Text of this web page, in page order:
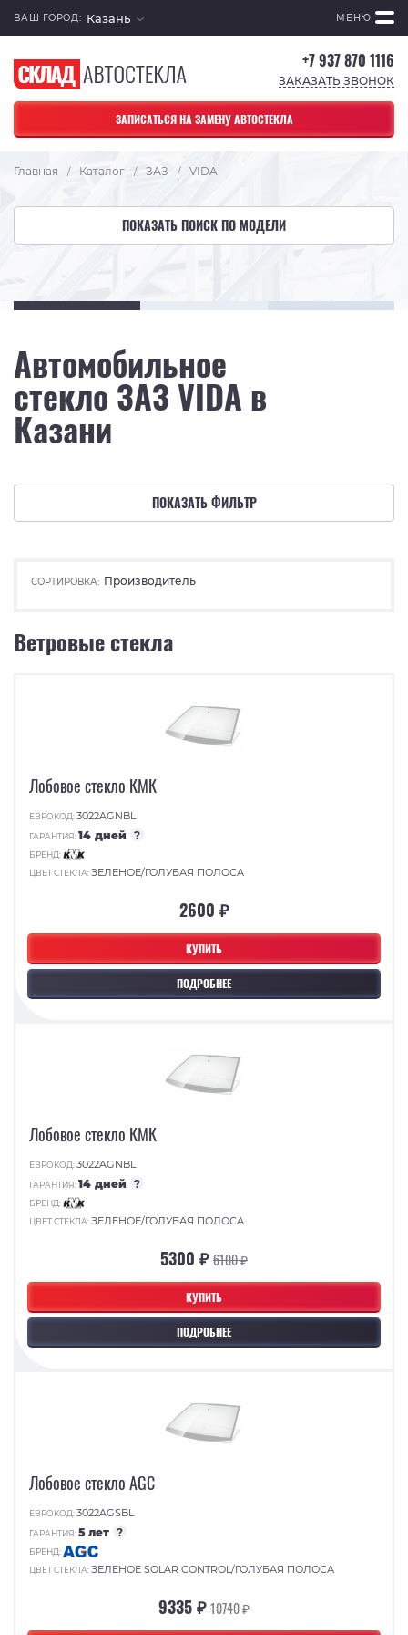
ВАШ ГОРОД: Казань МЕНЮ
+7 937 870 1116
ЗАКАЗАТЬ ЗВОНОК
ЗАПИСАТЬСЯ НА ЗАМЕНУ АВТОСТЕКЛА
Главная / Каталог / ЗАЗ / VIDA
ПОКАЗАТЬ ПОИСК ПО МОДЕЛИ
Автомобильное
стекло ЗАЗ VIDA в
Казани
ПОКАЗАТЬ ФИЛЬТР
СОРТИРОВКА: Производитель
Ветровые стекла
КУПИТЬ
ПОДРОБНЕЕ
Лобовое стекло КМК
ЕВРОКОД:3022AGNBL
ГАРАНТИЯ:14 дней ?
БРЕНД:
ЦВЕТ СТЕКЛА:ЗЕЛЕНОЕ/ГОЛУБАЯ ПОЛОСА
2600 ₽
КУПИТЬ
ПОДРОБНЕЕ
Лобовое стекло КМК
ЕВРОКОД:3022AGNBL
ГАРАНТИЯ:14 дней ?
БРЕНД:
ЦВЕТ СТЕКЛА:ЗЕЛЕНОЕ/ГОЛУБАЯ ПОЛОСА
5300 ₽6100 ₽
Лобовое стекло AGC
ЕВРОКОД:3022AGSBL
ГАРАНТИЯ:5 лет ?
БРЕНД:
ЦВЕТ СТЕКЛА:ЗЕЛЕНОЕ SOLAR CONTROL/ГОЛУБАЯ ПОЛОСА
9335 ₽10740 ₽